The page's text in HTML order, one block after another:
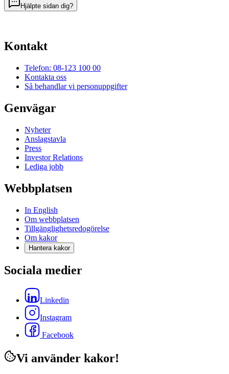
Hjälpte sidan dig?
Kontakt
Telefon: 08-123 100 00
Kontakta oss
Så behandlar vi personuppgifter
Genvägar
Nyheter
Anslagstavla
Press
Investor Relations
Lediga jobb
Webbplatsen
In English
Om webbplatsen
Tillgänglighetsredogörelse
Om kakor
Hantera kakor
Sociala medier
Linkedin
Instagram
Facebook
Vi använder kakor!